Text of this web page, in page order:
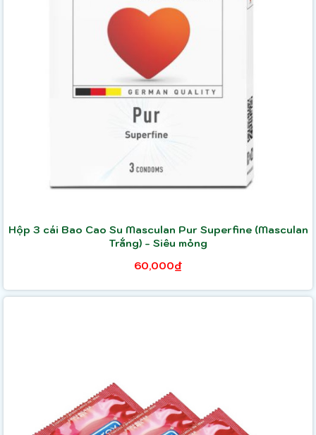
Hộp 3 cái Bao Cao Su Masculan Pur Superfine (Masculan
Trắng) - Siêu mỏng
60,000₫